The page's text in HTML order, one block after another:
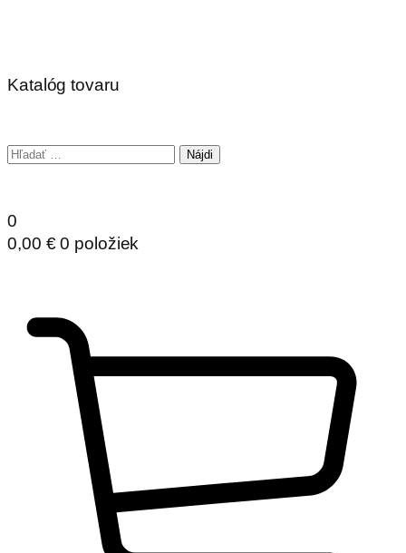
Katalóg tovaru
Hľadať:
0
0,00 € 0 položiek